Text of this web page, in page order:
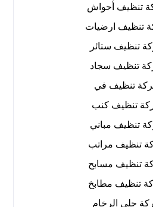
تنظيف أحواش
تنظيف ارضيات
تنظيف ستائر
تنظيف سجاد
تنظيف في
تنظيف كنب
تنظيف مباني
تنظيف مراتب
تنظيف مسابح
تنظيف مطابخ
جلي الرخام